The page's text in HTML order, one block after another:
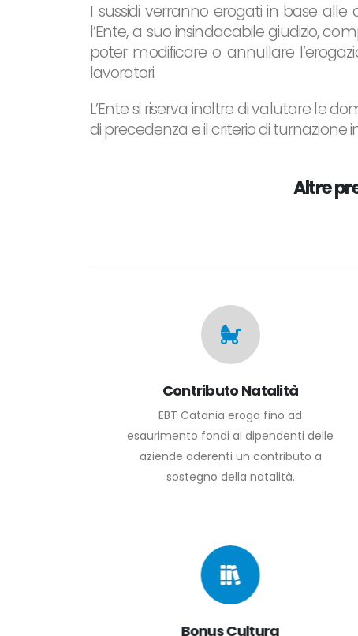
I sussidi verranno erogati in base
l’Ente, a suo insindacabile giudizio,
poter modificare o annullare
lavoratori.
L’Ente si riserva inoltre di valutare le
di precedenza e il criterio di turnazione
Altre
Contributo Natalità
EBT Catania eroga fino ad
esaurimento fondi ai dipendenti delle
aziende aderenti un contributo a
sostegno della natalità.
Bonus Cultura